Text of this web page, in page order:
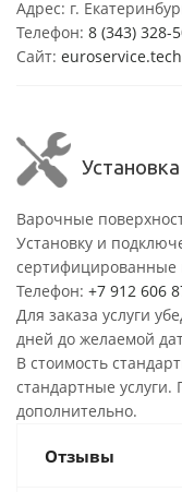
Адрес: г.
Телефон: 8 (343) 328-
Сайт: euroservice.tech
Варочные
Установку и
сертифицированные
Телефон: +7 912 606
Для заказа услуги
дней до желаемой
В стоимость
стандартные
дополнительно.
Отзывы